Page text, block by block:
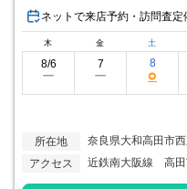
ネットで来店予約・訪問査
木 金 土
8/6
ー
7
ー
8
○
所在地
奈良県大和高田市
アクセス
近鉄南大阪線 高田